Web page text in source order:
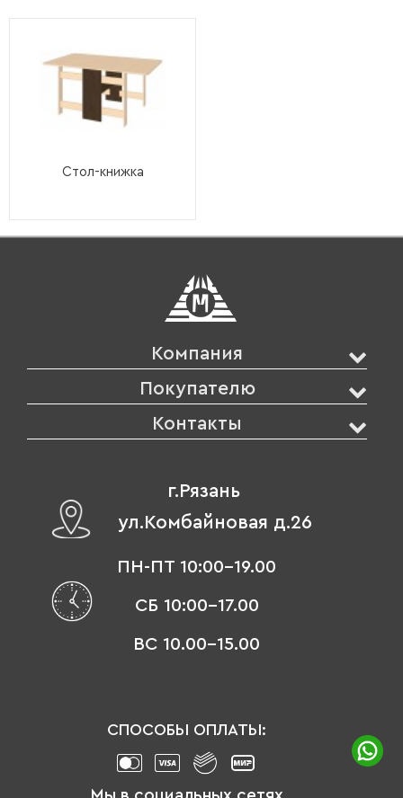
Стол-книжка
Компания
Покупателю
Контакты
г.Рязань
ул.Комбайновая д.26
ПН-ПТ 10:00-19.00
СБ 10:00-17.00
ВС 10.00-15.00
СПОСОБЫ ОПЛАТЫ: